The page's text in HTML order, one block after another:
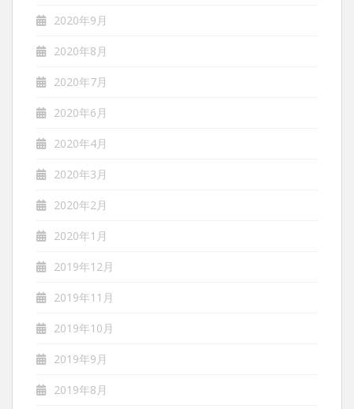
2020年9月
2020年8月
2020年7月
2020年6月
2020年4月
2020年3月
2020年2月
2020年1月
2019年12月
2019年11月
2019年10月
2019年9月
2019年8月